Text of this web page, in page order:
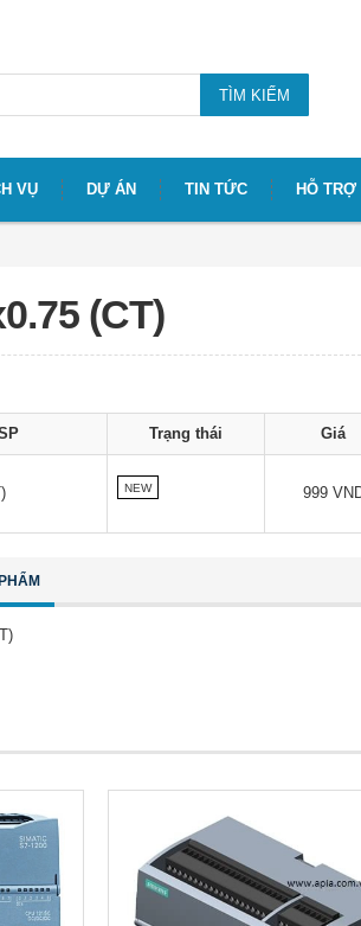
TÌM KIẾM
VỤ DỰ ÁN TIN TỨC HỖ TRỢ
(CT)
Trạng thái Giá
NEW 999